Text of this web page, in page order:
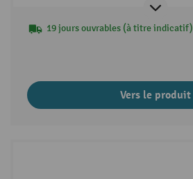
19 jours ouvrables (à titre indicatif)
Vers le produit